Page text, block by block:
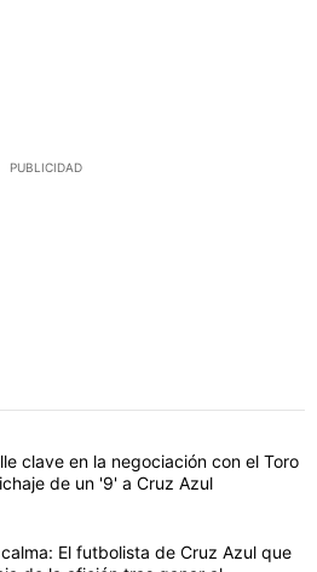
PUBLICIDAD
con más comentarios en los
el título "Revelan un detalle clave
clave en la negociación con el Toro
de un '9' a Cruz Azul
el título "Ni la victoria los calma: El
El futbolista de Cruz Azul que